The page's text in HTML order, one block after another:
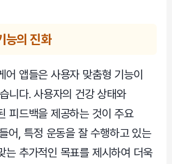
능의 진화
어 앱들은 사용자 맞춤형 기능이
니다. 사용자의 건강 상태와
피드백을 제공하는 것이 주요
어, 특정 운동을 잘 수행하고 있는
는 추가적인 목표를 제시하여 더욱